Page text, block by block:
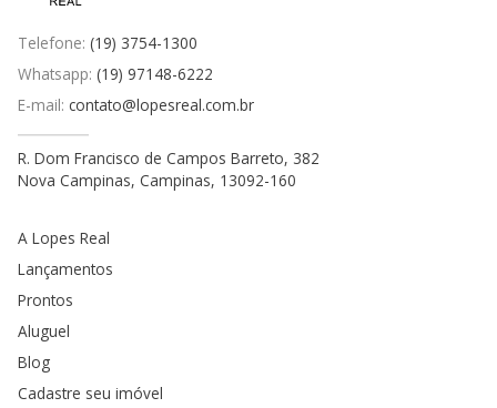
Telefone: (19) 3754-1300
Whatsapp: (19) 97148-6222
E-mail: contato@lopesreal.com.br
R. Dom Francisco de Campos Barreto, 382
Nova Campinas, Campinas, 13092-160
A Lopes Real
Lançamentos
Prontos
Aluguel
Blog
Cadastre seu imóvel